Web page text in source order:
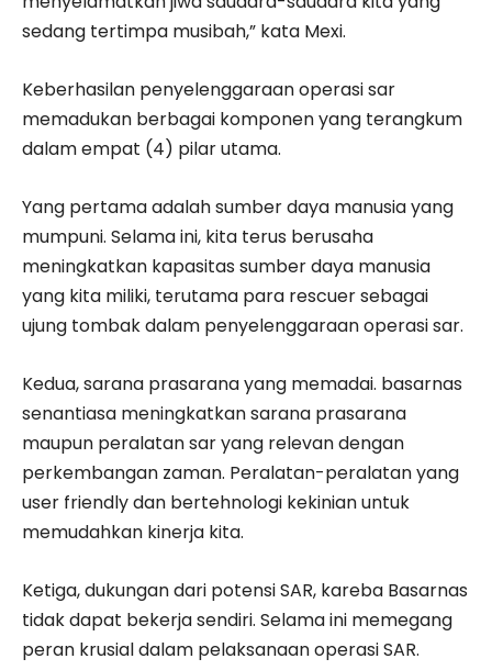
sedang tertimpa musibah,” kata Mexi.
Keberhasilan penyelenggaraan operasi sar
memadukan berbagai komponen yang terangkum
dalam empat (4) pilar utama.
Yang pertama adalah sumber daya manusia yang
mumpuni. Selama ini, kita terus berusaha
meningkatkan kapasitas sumber daya manusia
yang kita miliki, terutama para rescuer sebagai
ujung tombak dalam penyelenggaraan operasi sar.
Kedua, sarana prasarana yang memadai. basarnas
senantiasa meningkatkan sarana prasarana
maupun peralatan sar yang relevan dengan
perkembangan zaman. Peralatan-peralatan yang
user friendly dan bertehnologi kekinian untuk
memudahkan kinerja kita.
Ketiga, dukungan dari potensi SAR, kareba Basarnas
tidak dapat bekerja sendiri. Selama ini memegang
peran krusial dalam pelaksanaan operasi SAR.